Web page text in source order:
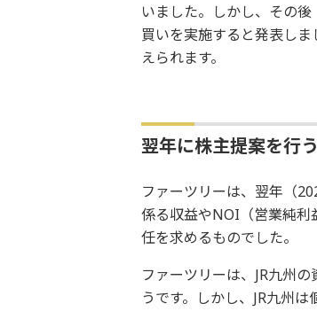
いました。しかし、その
買いを実施すると発表し
えられます。
翌年に株主提案を行
ファーツリーは、翌年（
係る収益やNOI（営業純利
任を求めるものでした。
ファーツリーは、JR九州
うです。しかし、JR九州